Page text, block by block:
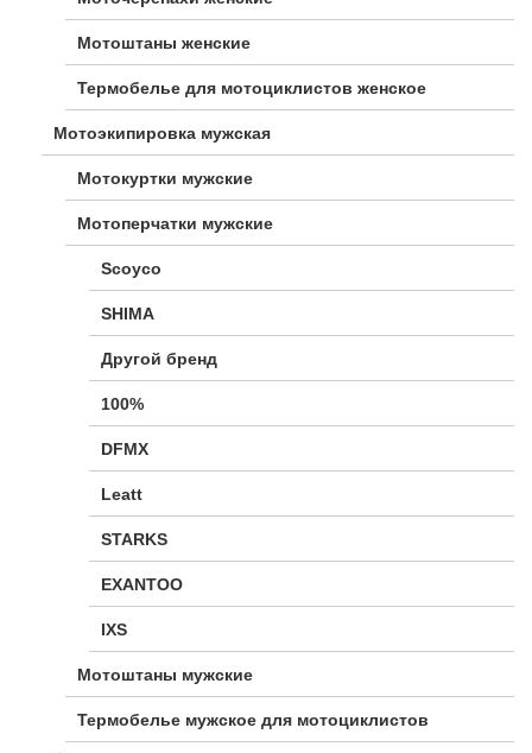
Мотоштаны женские
Термобелье для мотоциклистов женское
Мотоэкипировка мужская
Мотокуртки мужские
Мотоперчатки мужские
Scoyco
SHIMA
Другой бренд
100%
DFMX
Leatt
STARKS
EXANTOO
IXS
Мотоштаны мужские
Термобелье мужское для мотоциклистов